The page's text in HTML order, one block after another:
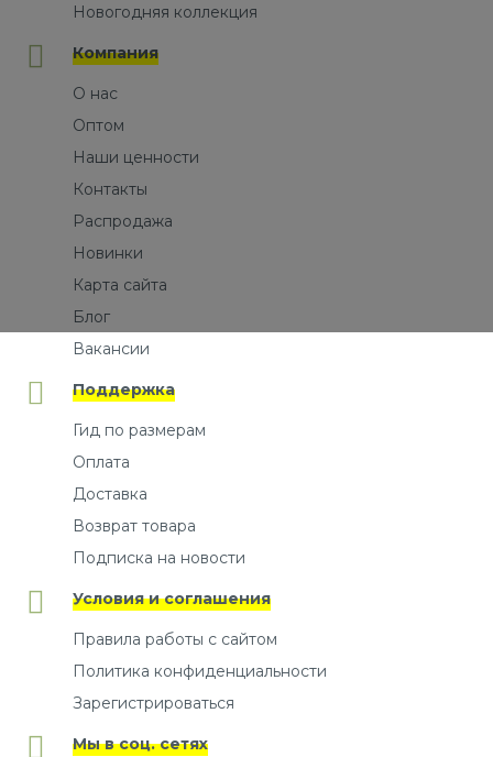
Новогодняя коллекция
Компания
О нас
Оптом
Наши ценности
Контакты
Распродажа
Новинки
Карта сайта
Блог
Вакансии
Поддержка
Гид по размерам
Оплата
Доставка
Возврат товара
Подписка на новости
Условия и соглашения
Правила работы с сайтом
Политика конфиденциальности
Зарегистрироваться
Мы в соц. сетях